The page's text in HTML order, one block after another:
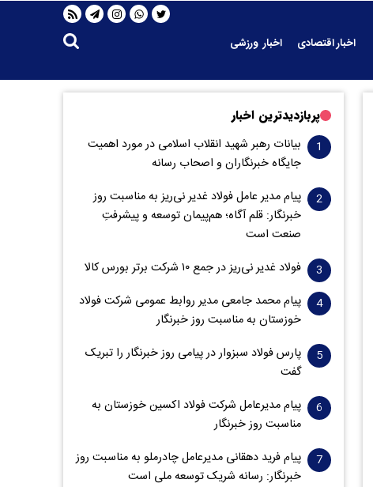
اخبار اقتصادی
اخبار ورزشی
پربازدیدترین اخبار
بیانات رهبر شهید انقلاب اسلامی در مورد اهمیت
جایگاه خبرنگاران و اصحاب رسانه
پیام مدیر عامل فولاد غدیر نی‌ریز به مناسبت روز
خبرنگار: قلم آگاه؛ هم‌پیمان توسعه و پیشرفتِ
صنعت است
فولاد غدیر نی‌ریز در جمع ۱۰ شرکت برتر بورس کالا
پیام محمد جامعی مدیر روابط عمومی شرکت فولاد
خوزستان به مناسبت روز خبرنگار
پارس فولاد سبزوار در پیامی روز خبرنگار را تبریک
گفت
پیام مدیرعامل شرکت فولاد اکسین خوزستان به
مناسبت روز خبرنگار
پیام فرید دهقانی مدیرعامل چادرملو به مناسبت روز
خبرنگار: رسانه شریک توسعه ملی است